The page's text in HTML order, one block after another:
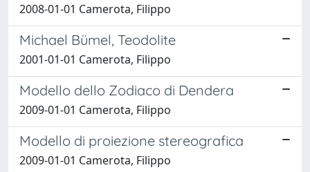
2008-01-01 Camerota, Filippo
Michael Bümel, Teodolite
2001-01-01 Camerota, Filippo
Modello dello Zodiaco di Dendera
2009-01-01 Camerota, Filippo
Modello di proiezione stereografica
2009-01-01 Camerota, Filippo